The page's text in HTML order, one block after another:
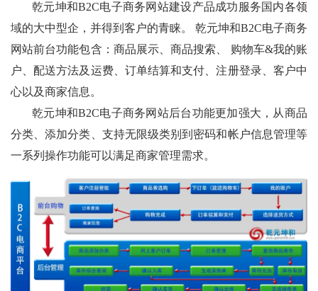
乾元坤和B2C电子商务网站建设产品成功服务国内各领
域的大中型企，并得到客户的青睐。 乾元坤和B2C电子商务
网站前台功能包含：商品展示、商品搜索、 购物车&我的账
户、配送方法及运费、订单结算和支付、注册登录、客户中
心以及商家信息。
乾元坤和B2C电子商务网站后台功能更加强大，从商品
分类、添加分类、支持无限级类别到密码和帐户信息管理等
一系列操作功能可以满足商家管理需求。